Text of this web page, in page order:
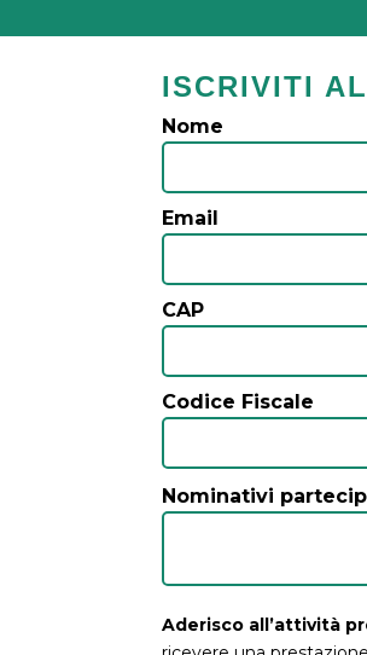
ISCRIVITI
Nome
Email
CAP
Codice Fiscale
Nominativi
Aderisco all’attività